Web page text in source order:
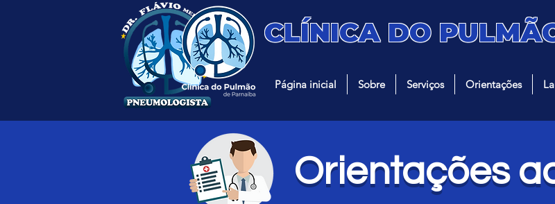
CLÍNICA DO
Página inicial Sobre Serviços Orientações
Orientações